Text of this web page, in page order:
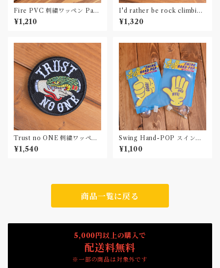
Fire PVC 刺繍ワッペン Patc
h
¥1,210
I'd rather be rock climbing
刺繍ワッペン Patch
¥1,320
Trust no ONE 刺繍ワッペン
Patch
¥1,540
Swing Hand-POP スイング
ハンドポップ エアフレッシ
ュナー
¥1,100
商品一覧に戻る
5,000円以上の購入で
配送料無料
※一部の商品は対象外です